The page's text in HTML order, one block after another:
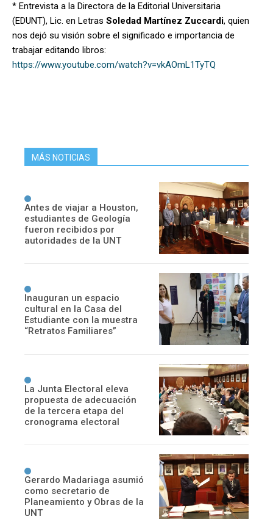
* Entrevista a la Directora de la Editorial Universitaria
(EDUNT), Lic. en Letras Soledad Martínez Zuccardi, quien
nos dejó su visión sobre el significado e importancia de
trabajar editando libros:
https://www.youtube.com/watch?v=vkAOmL1TyTQ
MÁS NOTICIAS
Antes de viajar a Houston,
estudiantes de Geología
fueron recibidos por
autoridades de la UNT
Inauguran un espacio
cultural en la Casa del
Estudiante con la muestra
“Retratos Familiares”
La Junta Electoral eleva
propuesta de adecuación
de la tercera etapa del
cronograma electoral
Gerardo Madariaga asumió
como secretario de
Planeamiento y Obras de la
UNT